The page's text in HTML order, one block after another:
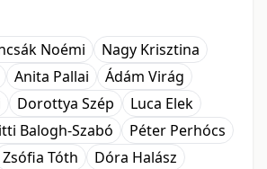
Noémi
Nagy Krisztina
Anita Pallai
Ádám Virág
Dorottya Szép
Luca Elek
Balogh-Szabó
Péter Perhócs
Zsófia Tóth
Dóra Halász